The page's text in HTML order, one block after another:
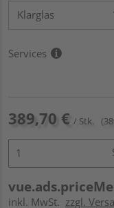
Services
389,70 € / Stk.
inkl. MwSt. zzgl.